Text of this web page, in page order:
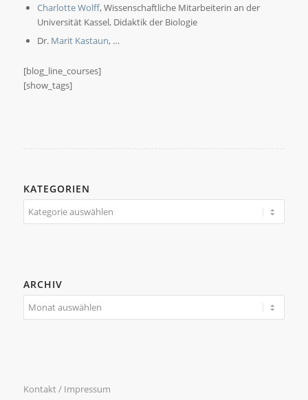
Charlotte Wolff, Wissenschaftliche Mitarbeiterin an der
Universität Kassel, Didaktik der Biologie
Dr. Marit Kastaun, …
[blog_line_courses]
[show_tags]
KATEGORIEN
Kategorien
ARCHIV
Kontakt / Impressum